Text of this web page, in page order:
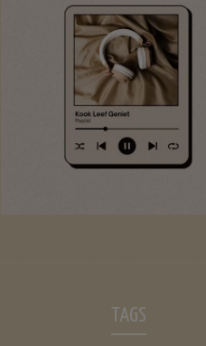
TAGS